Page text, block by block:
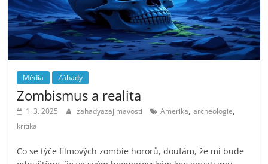
Média Záhady
Zombismus a realita
1. 3. 2025 zahadyazajimavosti Amerika,archeologie,
kritika
Co se týče filmových zombie hororů, doufám, že mi bude